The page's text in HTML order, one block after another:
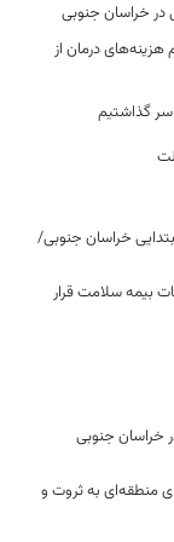
در خراسان جنوبی
درمان از
گذاشتیم
خراسان جنوبی/
بیمه سلامت قرار
خراسان جنوبی
منطقه‌ای به ثروت و